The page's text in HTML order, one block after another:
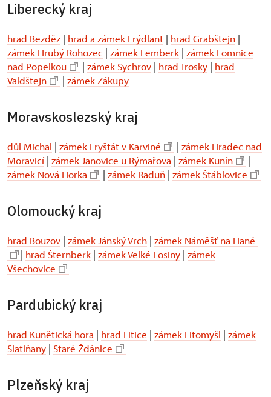
Liberecký kraj
hrad Bezděz | hrad a zámek Frýdlant | hrad Grabštejn |
zámek Hrubý Rohozec | zámek Lemberk | zámek Lomnice
nad Popelkou
| zámek Sychrov | hrad Trosky | hrad
Valdštejn
| zámek Zákupy
Moravskoslezský kraj
důl Michal | zámek Fryštát v Karviné | zámek Hradec nad
Moravicí | zámek Janovice u Rýmařova | zámek Kunín
|
zámek Nová Horka
| zámek Raduň | zámek Štáblovice
Olomoucký kraj
hrad Bouzov | zámek Jánský Vrch | zámek Náměšť na Hané
| hrad Šternberk | zámek Velké Losiny | zámek
Všechovice
Pardubický kraj
hrad Kunětická hora | hrad Litice | zámek Litomyšl | zámek
Slatiňany | Staré Ždánice
Plzeňský kraj